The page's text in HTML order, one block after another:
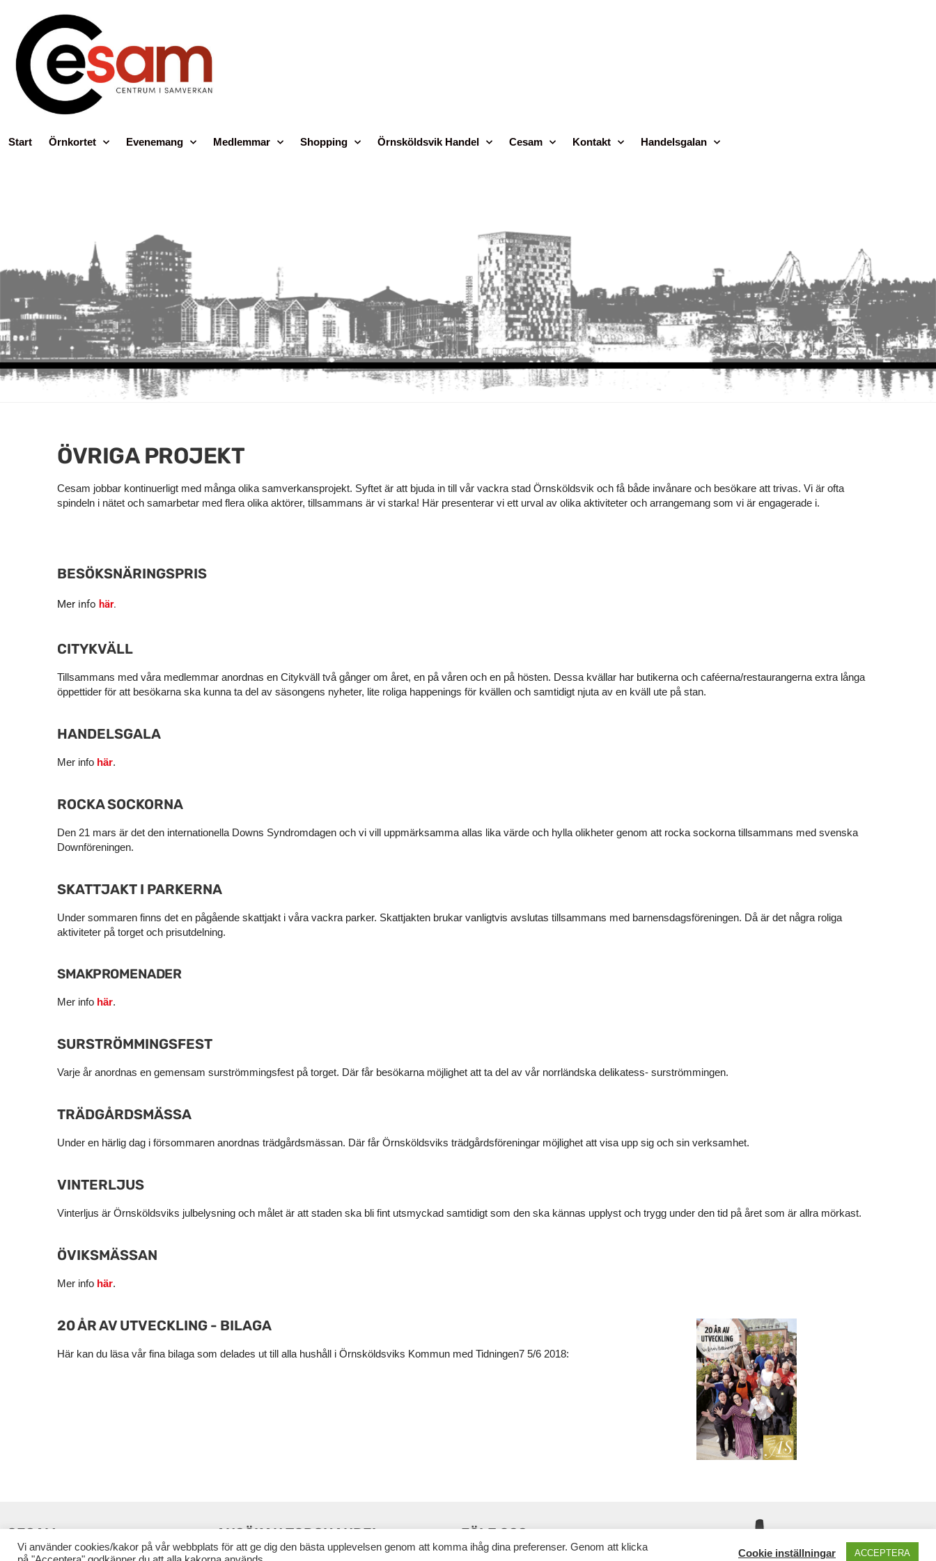
Start Örnkortet Evenemang Medlemmar Shopping Örnsköldsvik Handel Cesam Kontakt Handelsgalan
ÖVRIGA PROJEKT
Cesam jobbar kontinuerligt med många olika samverkansprojekt. Syftet är att bjuda in till vår vackra stad Örnsköldsvik och få både invånare och besökare att trivas. Vi är ofta
spindeln i nätet och samarbetar med flera olika aktörer, tillsammans är vi starka! Här presenterar vi ett urval av olika aktiviteter och arrangemang som vi är engagerade i.
BESÖKSNÄRINGSPRIS
Mer info här.
CITYKVÄLL
Tillsammans med våra medlemmar anordnas en Citykväll två gånger om året, en på våren och en på hösten. Dessa kvällar har butikerna och caféerna/restaurangerna extra långa
öppettider för att besökarna ska kunna ta del av säsongens nyheter, lite roliga happenings för kvällen och samtidigt njuta av en kväll ute på stan.
HANDELSGALA
Mer info här.
ROCKA SOCKORNA
Den 21 mars är det den internationella Downs Syndromdagen och vi vill uppmärksamma allas lika värde och hylla olikheter genom att rocka sockorna tillsammans med svenska
Downföreningen.
SKATTJAKT I PARKERNA
Under sommaren finns det en pågående skattjakt i våra vackra parker. Skattjakten brukar vanligtvis avslutas tillsammans med barnensdagsföreningen. Då är det några roliga
aktiviteter på torget och prisutdelning.
SMAKPROMENADER
Mer info här.
SURSTRÖMMINGSFEST
Varje år anordnas en gemensam surströmmingsfest på torget. Där får besökarna möjlighet att ta del av vår norrländska delikatess- surströmmingen.
TRÄDGÅRDSMÄSSA
Under en härlig dag i försommaren anordnas trädgårdsmässan. Där får Örnsköldsviks trädgårdsföreningar möjlighet att visa upp sig och sin verksamhet.
VINTERLJUS
Vinterljus är Örnsköldsviks julbelysning och målet är att staden ska bli fint utsmyckad samtidigt som den ska kännas upplyst och trygg under den tid på året som är allra mörkast.
ÖVIKSMÄSSAN
Mer info här.
20 ÅR AV UTVECKLING - BILAGA
Här kan du läsa vår fina bilaga som delades ut till alla hushåll i Örnsköldsviks Kommun med Tidningen7 5/6 2018:
CESAM ANSÖKAN TORGHANDEL FÖLJ OSS
Vi använder cookies/kakor på vår webbplats för att ge dig den bästa upplevelsen genom att komma ihåg dina preferenser. Genom att klicka
Cookie inställningar ACCEPTERA